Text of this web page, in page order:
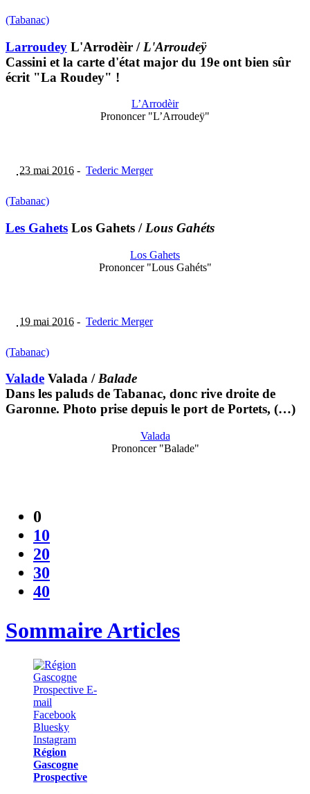
(Tabanac)
Larroudey L'Arrodèir / L'Arroudeÿ
Cassini et la carte d'état major du 19e ont bien sûr
écrit "La Roudey" !
L’Arrodèir
Prononcer "L’Arroudeÿ"
23 mai 2016 - Tederic Merger
(Tabanac)
Les Gahets Los Gahets / Lous Gahéts
Los Gahets
Prononcer "Lous Gahéts"
19 mai 2016 - Tederic Merger
(Tabanac)
Valade Valada /Balade
Dans les paluds de Tabanac, donc rive droite de
Garonne. Photo prise depuis le port de Portets, (…)
Valada
Prononcer "Balade"
0
10
20
30
40
Sommaire Articles
Région
Gascogne
Prospective